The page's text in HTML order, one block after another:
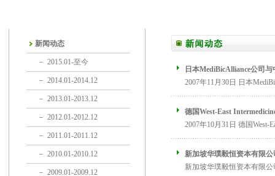
新闻动态
－ 2015.01-至今
－ 2014.01-2014.12
－ 2013.01-2013.12
－ 2012.01-2012.12
－ 2011.01-2011.12
－ 2010.01-2010.12
－ 2009.01-2009.12
日本MediBicAlliance公司
2007年11月30日 日本
德国West-East
2007年10月31日 德国West-
新加坡华璞毅恒资本有限
新加坡华璞毅恒资本有限